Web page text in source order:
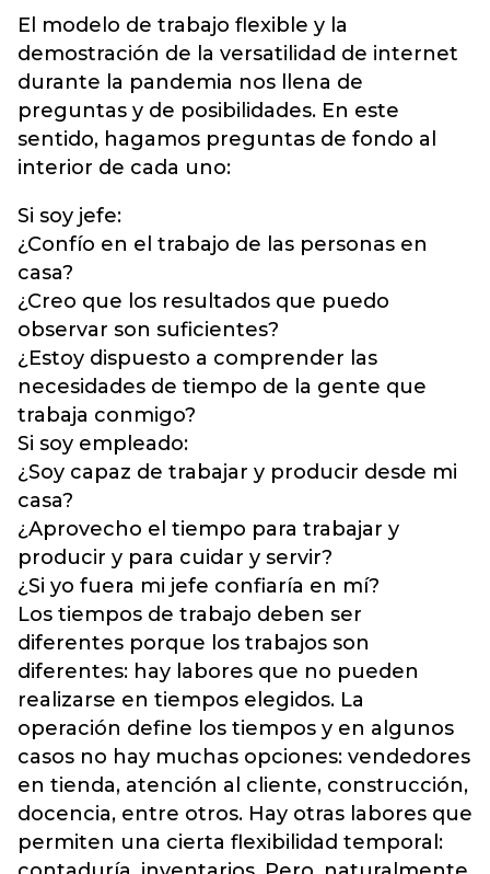
El modelo de trabajo flexible y la
demostración de la versatilidad de internet
durante la pandemia nos llena de
preguntas y de posibilidades. En este
sentido, hagamos preguntas de fondo al
interior de cada uno:
Si soy jefe:
¿Confío en el trabajo de las personas en
casa?
¿Creo que los resultados que puedo
observar son suficientes?
¿Estoy dispuesto a comprender las
necesidades de tiempo de la gente que
trabaja conmigo?
Si soy empleado:
¿Soy capaz de trabajar y producir desde mi
casa?
¿Aprovecho el tiempo para trabajar y
producir y para cuidar y servir?
¿Si yo fuera mi jefe confiaría en mí?
Los tiempos de trabajo deben ser
diferentes porque los trabajos son
diferentes: hay labores que no pueden
realizarse en tiempos elegidos. La
operación define los tiempos y en algunos
casos no hay muchas opciones: vendedores
en tienda, atención al cliente, construcción,
docencia, entre otros. Hay otras labores que
permiten una cierta flexibilidad temporal: